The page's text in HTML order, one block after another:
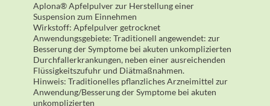
Aplona® Apfelpulver zur Herstellung einer
Suspension zum Einnehmen
Wirkstoff: Apfelpulver getrocknet
Anwendungsgebiete: Traditionell angewendet: zur
Besserung der Symptome bei akuten unkomplizierten
Durchfallerkrankungen, neben einer ausreichenden
Flüssigkeitszufuhr und Diätmaßnahmen.
Hinweis: Traditionelles pflanzliches Arzneimittel zur
Anwendung/Besserung der Symptome bei akuten
unkomplizierten